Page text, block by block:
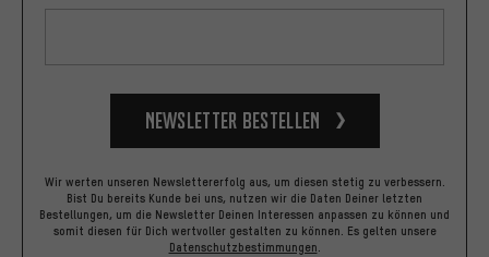
Newsletter bestellen
Wir werten unseren Newslettererfolg aus, um diesen stetig zu verbessern.
Bist Du bereits Kunde bei uns, nutzen wir die Daten Deiner letzten
Bestellungen, um die Newsletter Deinen Interessen anpassen zu können und
somit diesen für Dich wertvoller gestalten zu können. Es gelten unsere
Datenschutzbestimmungen.